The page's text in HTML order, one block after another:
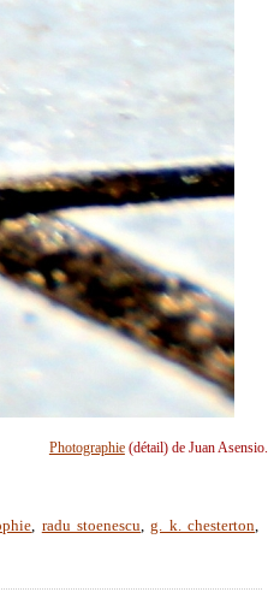
Photographie(détail) de Juan Asensio.
, radu stoenescu,g. k. chesterton,